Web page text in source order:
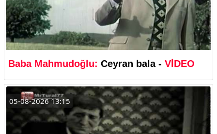
Baba Mahmudoğlu: Ceyran bala - VİDEO
05-08-2026 13:15